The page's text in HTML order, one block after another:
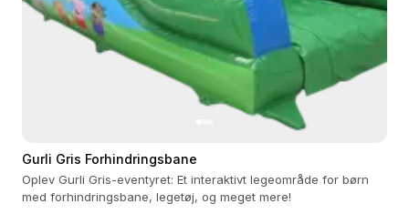
Gurli Gris Forhindringsbane
Oplev Gurli Gris-eventyret: Et interaktivt legeområde for børn
med forhindringsbane, legetøj, og meget mere!